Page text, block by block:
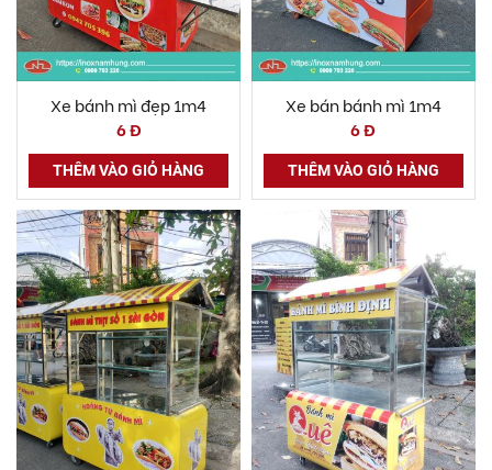
Xe bánh mì đẹp 1m4
6 Đ
THÊM VÀO GIỎ HÀNG
Xe bán bánh mì 1m4
6 Đ
THÊM VÀO GIỎ HÀNG